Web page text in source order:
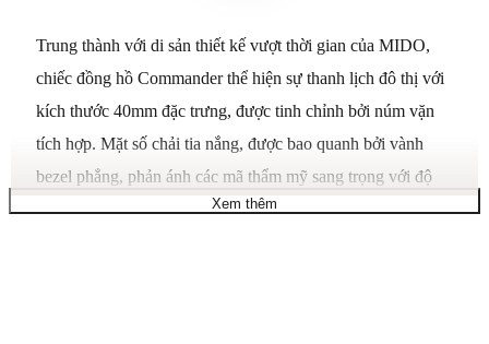
Trung thành với di sản thiết kế vượt thời gian của MIDO,
chiếc đồng hồ Commander thể hiện sự thanh lịch đô thị với
kích thước 40mm đặc trưng, ​​được tinh chỉnh bởi núm vặn
tích hợp. Mặt số chải tia nắng, được bao quanh bởi vành
bezel phẳng, phản ánh các mã thẩm mỹ sang trọng với độ
chính xác tối giản. Dây đeo 3 mắt xích có thể thay thế mang
Xem thêm